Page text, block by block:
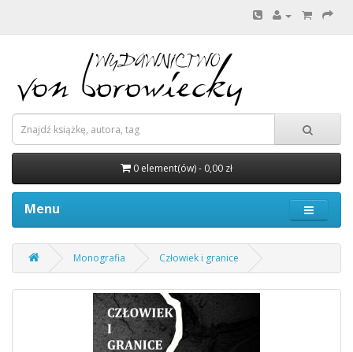
0 element(ów) - 0,00 zł
Menu
Monografia Człowiek i granice